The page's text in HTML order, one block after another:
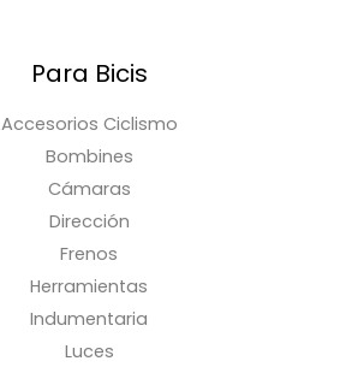
Para Bicis
Accesorios Ciclismo
Bombines
Cámaras
Dirección
Frenos
Herramientas
Indumentaria
Luces